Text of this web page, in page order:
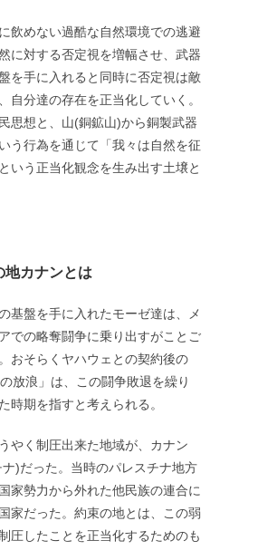
飲めない過酷な自然環境での逃避
に対する否定視を増幅させ、武器
を手に入れると同時に否定視は敵
自分達の存在を正当化していく。
思想と、山(銅鉱山)から銅製武器
う行為を通じて「我々は自然を征
いう正当化観念を生み出す土壌と
カナンとは
基盤を手に入れたモーゼ達は、メ
での略奪闘争に乗り出すがことご
おそらくヤハウェとの契約後の
の放浪」は、この闘争敗退を繰り
時期を指すと考えられる。
やく制圧出来た地域が、カナン
)だった。当時のパレスチナ地方
家勢力から外れた他民族の連合に
家だった。約束の地とは、この弱
圧したことを正当化するためのも